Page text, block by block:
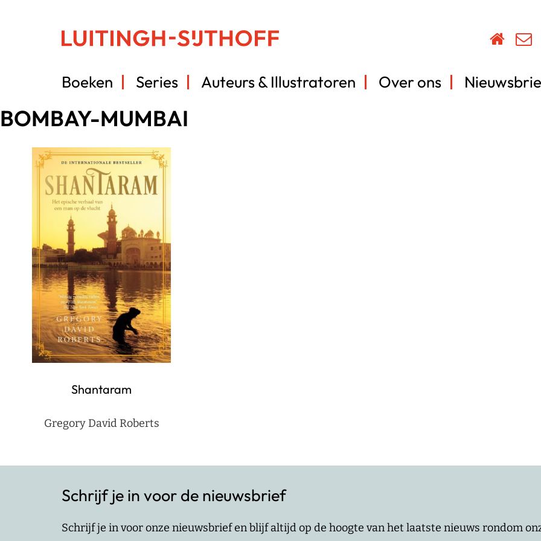
Boeken Series Auteurs & Illustratoren Over ons
BOMBAY-MUMBAI
Shantaram
Gregory David Roberts
Schrijf je in voor de nieuwsbrief
Schrijf je in voor onze nieuwsbrief en blijf altijd op de hoogte van het laatste nieuws rondom